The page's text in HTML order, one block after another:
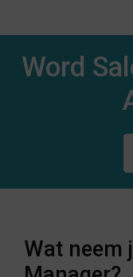
Word
Wat neem